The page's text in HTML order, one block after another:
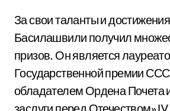
За свои таланты и
Басилашвили получил
призов. Он является
Государственной премии
обладателем Ордена Почета